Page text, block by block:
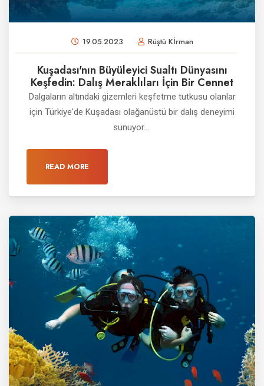
19.05.2023 Rüştü Kİrman
Kuşadası'nın Büyüleyici Sualtı Dünyasını
Keşfedin: Dalış Meraklıları İçin Bir Cennet
Dalgaların altındaki gizemleri keşfetme tutkusu olanlar
için Türkiye'de Kuşadası olağanüstü bir dalış deneyimi
sunuyor....
READ MORE